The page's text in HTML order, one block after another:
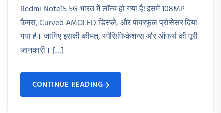
Redmi Note15 5G भारत में लॉन्च हो गया है! इसमें 108MP
कैमरा, Curved AMOLED डिस्प्ले, और पावरफुल प्रोसेसर दिया
गया है। जानिए इसकी कीमत, स्पेसिफिकेशन्स और ऑफर्स की पूरी
जानकारी। […]
CONTINUE READING